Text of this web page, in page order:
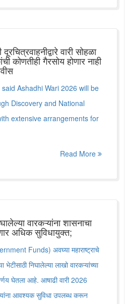
वारी सोहळा
कोणतीही गैरसोय होणार नाही
Ashadhi Wari 2026 will be
Discovery and National
extensive arrangements for
Read More
वारकऱ्यांना शासनाचा
अधिक सुविधायुक्त;
Funds) अवघ्या महाराष्ट्राचे
निघालेल्या लाखो वारकऱ्यांच्या
घेतला आहे. आषाढी वारी 2026
आवश्यक सुविधा उपलब्ध करून